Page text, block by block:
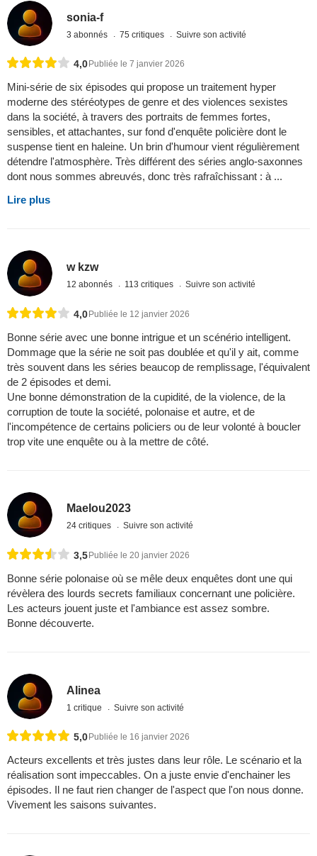
sonia-f
3 abonnés 75 critiques Suivre son activité
4,0 Publiée le 7 janvier 2026
Mini-série de six épisodes qui propose un traitement hyper
moderne des stéréotypes de genre et des violences sexistes
dans la société, à travers des portraits de femmes fortes,
sensibles, et attachantes, sur fond d'enquête policière dont le
suspense tient en haleine. Un brin d'humour vient régulièrement
détendre l'atmosphère. Très différent des séries anglo-saxonnes
dont nous sommes abreuvés, donc très rafraîchissant : à ...
Lire plus
w kzw
12 abonnés 113 critiques Suivre son activité
4,0Publiée le 12 janvier 2026
Bonne série avec une bonne intrigue et un scénério intelligent.
Dommage que la série ne soit pas doublée et qu'il y ait, comme
très souvent dans les séries beaucop de remplissage, l'équivalent
de 2 épisodes et demi.
Une bonne démonstration de la cupidité, de la violence, de la
corruption de toute la société, polonaise et autre, et de
l'incompétence de certains policiers ou de leur volonté à boucler
trop vite une enquête ou à la mettre de côté.
Maelou2023
24 critiques Suivre son activité
3,5 Publiée le 20 janvier 2026
Bonne série polonaise où se mêle deux enquêtes dont une qui
révèlera des lourds secrets familiaux concernant une policière.
Les acteurs jouent juste et l'ambiance est assez sombre.
Bonne découverte.
Alinea
1 critique Suivre son activité
5,0 Publiée le 16 janvier 2026
Acteurs excellents et très justes dans leur rôle. Le scénario et la
réalisation sont impeccables. On a juste envie d'enchainer les
épisodes. Il ne faut rien changer de l'aspect que l'on nous donne.
Vivement les saisons suivantes.